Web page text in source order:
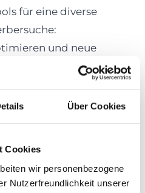
Über Cookies
Cookies
wir personenbezogene
Nutzerfreundlichkeit unserer
für eine diverse
und neue
ausländischer
will zudem die
Unternehmen
sieausländische